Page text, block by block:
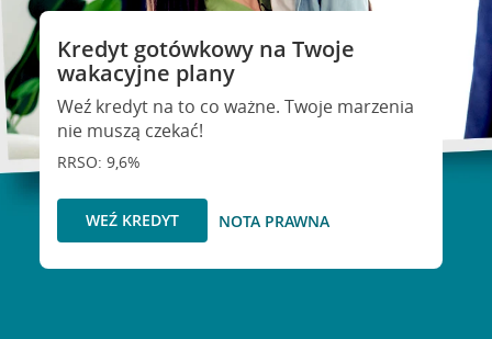
Kredyt gotówkowy na Twoje
wakacyjne plany
Weź kredyt na to co ważne. Twoje marzenia
nie muszą czekać!
RRSO: 9,6%
WEŹ KREDYT NOTA PRAWNA